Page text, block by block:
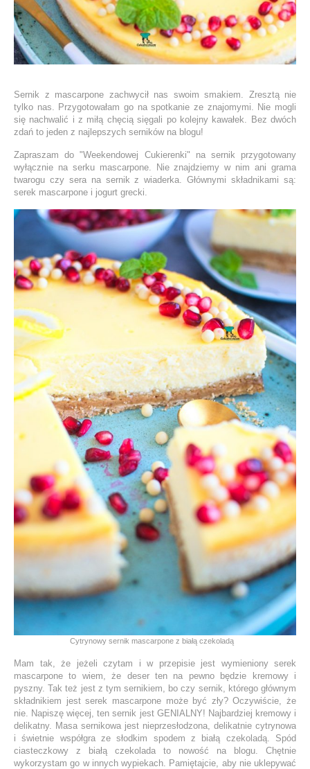
Sernik z mascarpone zachwycił nas swoim smakiem. Zresztą nie
tylko nas. Przygotowałam go na spotkanie ze znajomymi. Nie mogli
się nachwalić i z miłą chęcią sięgali po kolejny kawałek. Bez dwóch
zdań to jeden z najlepszych serników na blogu!
Zapraszam do "Weekendowej Cukierenki" na sernik przygotowany
wyłącznie na serku mascarpone. Nie znajdziemy w nim ani grama
twarogu czy sera na sernik z wiaderka. Głównymi składnikami są:
serek mascarpone i jogurt grecki.
Cytrynowy sernik mascarpone z białą czekoladą
Mam tak, że jeżeli czytam i w przepisie jest wymieniony serek
mascarpone to wiem, że deser ten na pewno będzie kremowy i
pyszny. Tak też jest z tym sernikiem, bo czy sernik, którego głównym
składnikiem jest serek mascarpone może być zły? Oczywiście, że
nie. Napiszę więcej, ten sernik jest GENIALNY! Najbardziej kremowy i
delikatny. Masa sernikowa jest nieprzesłodzona, delikatnie cytrynowa
i świetnie współgra ze słodkim spodem z białą czekoladą. Spód
ciasteczkowy z białą czekolada to nowość na blogu. Chętnie
wykorzystam go w innych wypiekach. Pamiętajcie, aby nie uklepywać